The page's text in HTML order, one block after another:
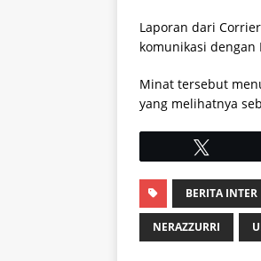
Laporan dari
komunikasi
Minat tersebut
yang melihatnya
BERITA INTER
NERAZZURRI